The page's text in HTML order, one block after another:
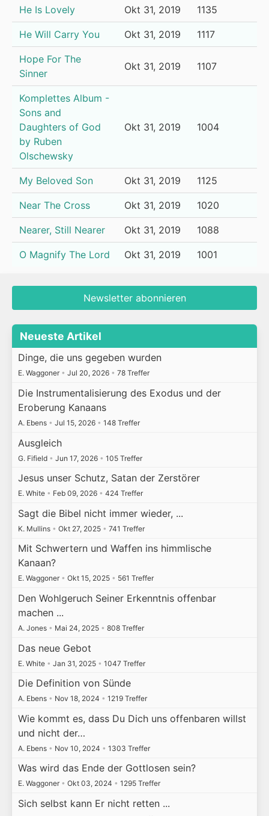
He Is Lovely Okt 31, 2019 1135
He Will Carry You Okt 31, 2019 1117
Hope For The
Sinner
Okt 31, 2019 1107
Komplettes Album -
Sons and
Daughters of God
by Ruben
Olschewsky
Okt 31, 2019 1004
My Beloved Son Okt 31, 2019 1125
Near The Cross Okt 31, 2019 1020
Nearer, Still Nearer Okt 31, 2019 1088
O Magnify The Lord Okt 31, 2019 1001
Newsletter abonnieren
Neueste Artikel
Dinge, die uns gegeben wurden
E. Waggoner • Jul 20, 2026 • 78 Treffer
Die Instrumentalisierung des Exodus und der
Eroberung Kanaans
A. Ebens • Jul 15, 2026 • 148 Treffer
Ausgleich
G. Fifield • Jun 17, 2026 • 105 Treffer
Jesus unser Schutz, Satan der Zerstörer
E. White • Feb 09, 2026 • 424 Treffer
Sagt die Bibel nicht immer wieder, ...
K. Mullins • Okt 27, 2025 • 741 Treffer
Mit Schwertern und Waffen ins himmlische
Kanaan?
E. Waggoner • Okt 15, 2025 • 561 Treffer
Den Wohlgeruch Seiner Erkenntnis offenbar
machen ...
A. Jones • Mai 24, 2025 • 808 Treffer
Das neue Gebot
E. White • Jan 31, 2025 • 1047 Treffer
Die Definition von Sünde
A. Ebens • Nov 18, 2024 • 1219 Treffer
Wie kommt es, dass Du Dich uns offenbaren willst
und nicht der…
A. Ebens • Nov 10, 2024 • 1303 Treffer
Was wird das Ende der Gottlosen sein?
E. Waggoner • Okt 03, 2024 • 1295 Treffer
Sich selbst kann Er nicht retten ...